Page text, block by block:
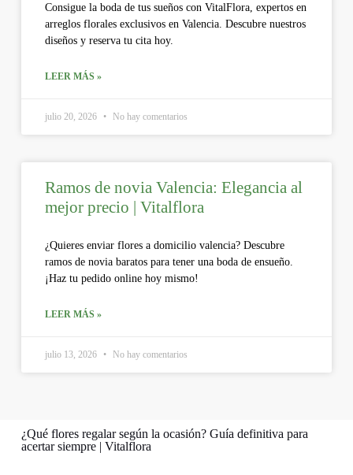
Consigue la boda de tus sueños con VitalFlora, expertos en
arreglos florales exclusivos en Valencia. Descubre nuestros
diseños y reserva tu cita hoy.
LEER MÁS »
julio 20, 2026 No hay comentarios
Ramos de novia Valencia: Elegancia al
mejor precio | Vitalflora
¿Quieres enviar flores a domicilio valencia? Descubre
ramos de novia baratos para tener una boda de ensueño.
¡Haz tu pedido online hoy mismo!
LEER MÁS »
julio 13, 2026 No hay comentarios
¿Qué flores regalar según la ocasión? Guía definitiva para
acertar siempre | Vitalflora